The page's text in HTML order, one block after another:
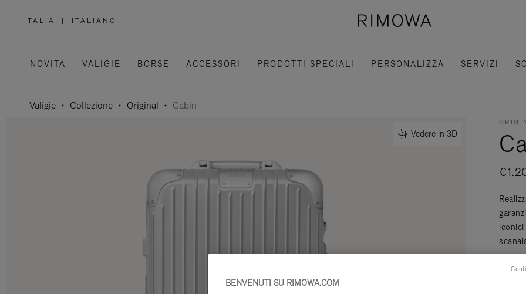
ITALIA
,
| ITALIANO
NOVITÀ VALIGIE BORSE ACCESSORI PRODOTTI SPECIALI PERSONALIZZA SERVIZI
Valigie Collezione Original Cabin
Vedere in 3D
BENVENUTI SU RIMOWA.COM